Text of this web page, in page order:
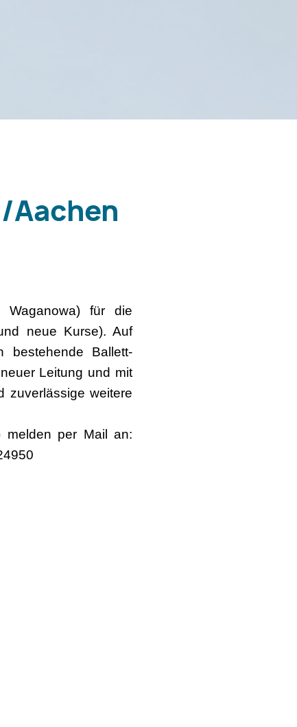
Aachen
Waganowa) für die
neue Kurse). Auf
Ballett-
Leitung und mit
zuverlässige weitere
melden per Mail an: